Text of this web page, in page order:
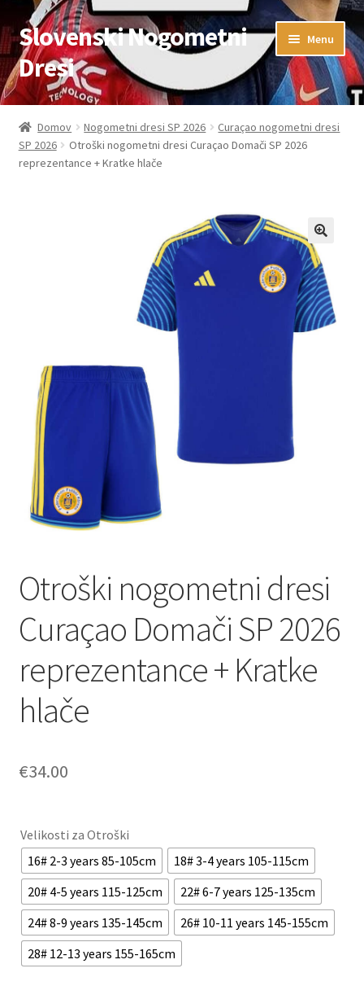
Skip
to
navigation
Skip
to
content
Slovenski Nogometni
Dresi
Menu
Domov
Blog
Trgovina
Zaključek nakupa
Domov Nogometni dresi SP 2026
Curaçao nogometni dresi
SP 2026
Otroški nogometni dresi Curaçao Domači SP 2026
reprezentance + Kratke hlače
Otroški nogometni dresi
Curaçao Domači SP 2026
reprezentance + Kratke
hlače
€34.00
Velikosti za Otroški
16# 2-3 years 85-105cm
18# 3-4 years 105-115cm
20# 4-5 years 115-125cm
22# 6-7 years 125-135cm
24# 8-9 years 135-145cm
26# 10-11 years 145-155cm
28# 12-13 years 155-165cm